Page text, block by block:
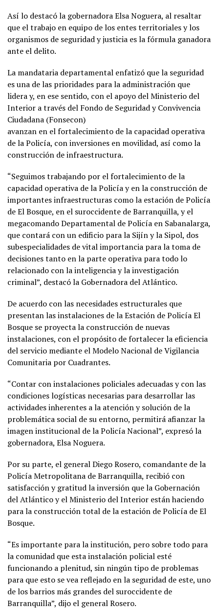
Así lo destacó la gobernadora Elsa Noguera, al resaltar
que el trabajo en equipo de los entes territoriales y los
organismos de seguridad y justicia es la fórmula ganadora
ante el delito.
La mandataria departamental enfatizó que la seguridad
es una de las prioridades para la administración que
lidera y, en ese sentido, con el apoyo del Ministerio del
Interior a través del Fondo de Seguridad y Convivencia
Ciudadana (Fonsecon)
avanzan en el fortalecimiento de la capacidad operativa
de la Policía, con inversiones en movilidad, así como la
construcción de infraestructura.
“Seguimos trabajando por el fortalecimiento de la
capacidad operativa de la Policía y en la construcción de
importantes infraestructuras como la estación de Policía
de El Bosque, en el suroccidente de Barranquilla, y el
megacomando Departamental de Policía en Sabanalarga,
que contará con un edificio para la Sijín y la Sipol, dos
subespecialidades de vital importancia para la toma de
decisiones tanto en la parte operativa para todo lo
relacionado con la inteligencia y la investigación
criminal”, destacó la Gobernadora del Atlántico.
De acuerdo con las necesidades estructurales que
presentan las instalaciones de la Estación de Policía El
Bosque se proyecta la construcción de nuevas
instalaciones, con el propósito de fortalecer la eficiencia
del servicio mediante el Modelo Nacional de Vigilancia
Comunitaria por Cuadrantes.
“Contar con instalaciones policiales adecuadas y con las
condiciones logísticas necesarias para desarrollar las
actividades inherentes a la atención y solución de la
problemática social de su entorno, permitirá afianzar la
imagen institucional de la Policía Nacional”, expresó la
gobernadora, Elsa Noguera.
Por su parte, el general Diego Rosero, comandante de la
Policía Metropolitana de Barranquilla, recibió con
satisfacción y gratitud la inversión que la Gobernación
del Atlántico y el Ministerio del Interior están haciendo
para la construcción total de la estación de Policía de El
Bosque.
“Es importante para la institución, pero sobre todo para
la comunidad que esta instalación policial esté
funcionando a plenitud, sin ningún tipo de problemas
para que esto se vea reflejado en la seguridad de este, uno
de los barrios más grandes del suroccidente de
Barranquilla”, dijo el general Rosero.